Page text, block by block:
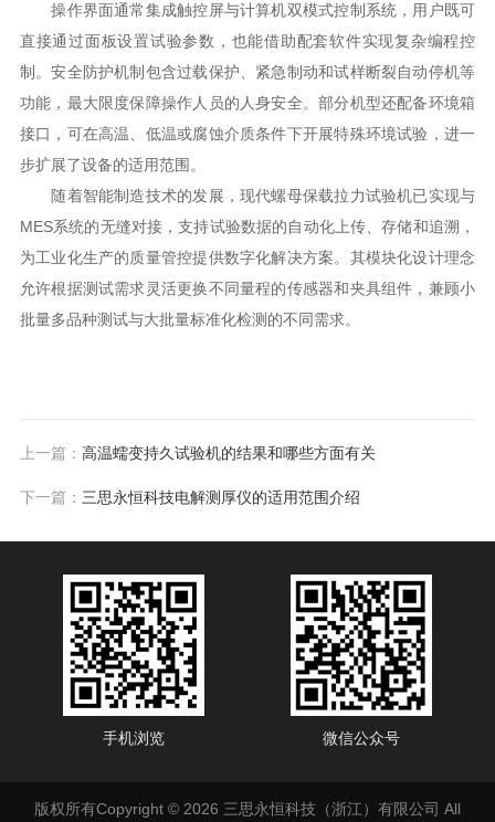
操作界面通常集成触控屏与计算机双模式控制系统，用户既可
直接通过面板设置试验参数，也能借助配套软件实现复杂编程控
制。安全防护机制包含过载保护、紧急制动和试样断裂自动停机等
功能，最大限度保障操作人员的人身安全。部分机型还配备环境箱
接口，可在高温、低温或腐蚀介质条件下开展特殊环境试验，进一
步扩展了设备的适用范围。
随着智能制造技术的发展，现代螺母保载拉力试验机已实现与
MES系统的无缝对接，支持试验数据的自动化上传、存储和追溯，
为工业化生产的质量管控提供数字化解决方案。其模块化设计理念
允许根据测试需求灵活更换不同量程的传感器和夹具组件，兼顾小
批量多品种测试与大批量标准化检测的不同需求。
上一篇： 高温蠕变持久试验机的结果和哪些方面有关
下一篇： 三思永恒科技电解测厚仪的适用范围介绍
手机浏览 微信公众号
版权所有Copyright © 2026 三思永恒科技（浙江）有限公司 All